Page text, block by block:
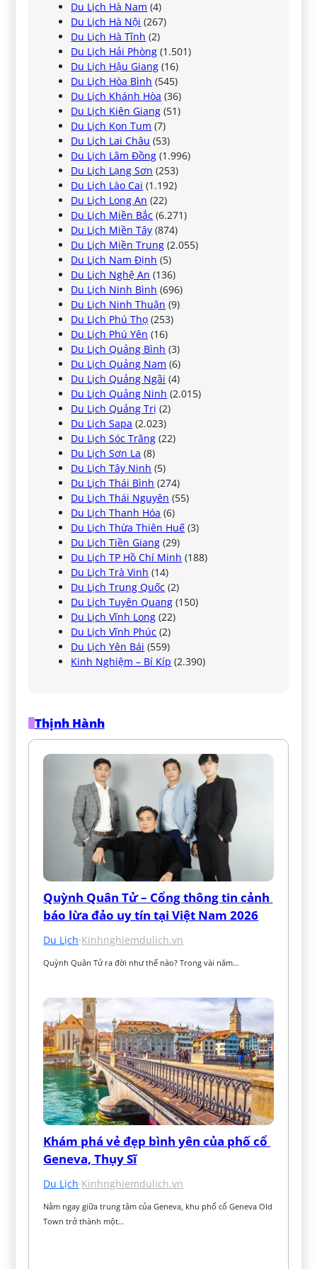
Du Lịch Hà Nam (4)
Du Lịch Hà Nội (267)
Du Lịch Hà Tĩnh (2)
Du Lịch Hải Phòng (1.501)
Du Lịch Hậu Giang (16)
Du Lịch Hòa Bình (545)
Du Lịch Khánh Hòa (36)
Du Lịch Kiên Giang (51)
Du Lịch Kon Tum (7)
Du Lịch Lai Châu (53)
Du Lịch Lâm Đồng (1.996)
Du Lịch Lạng Sơn (253)
Du Lịch Lào Cai (1.192)
Du Lịch Long An (22)
Du Lịch Miền Bắc (6.271)
Du Lịch Miền Tây (874)
Du Lịch Miền Trung (2.055)
Du Lịch Nam Định (5)
Du Lịch Nghệ An (136)
Du Lịch Ninh Bình (696)
Du Lịch Ninh Thuận (9)
Du Lịch Phú Thọ (253)
Du Lịch Phú Yên (16)
Du Lịch Quảng Bình (3)
Du Lịch Quảng Nam (6)
Du Lịch Quảng Ngãi (4)
Du Lịch Quảng Ninh (2.015)
Du Lịch Quảng Trị (2)
Du Lịch Sapa (2.023)
Du Lịch Sóc Trăng (22)
Du Lịch Sơn La (8)
Du Lịch Tây Ninh (5)
Du Lịch Thái Bình (274)
Du Lịch Thái Nguyên (55)
Du Lịch Thanh Hóa (6)
Du Lịch Thừa Thiên Huế (3)
Du Lịch Tiền Giang (29)
Du Lịch TP Hồ Chí Minh (188)
Du Lịch Trà Vinh (14)
Du Lịch Trung Quốc (2)
Du Lịch Tuyên Quang (150)
Du Lịch Vĩnh Long (22)
Du Lịch Vĩnh Phúc (2)
Du Lịch Yên Bái (559)
Kinh Nghiệm – Bí Kíp (2.390)
Thịnh Hành
Quỳnh Quân Tử – Cổng thông tin cảnh
báo lừa đảo uy tín tại Việt Nam 2026
Du Lịch·Kinhnghiemdulich.vn
Quỳnh Quân Tử ra đời như thế nào? Trong vài năm…
Khám phá vẻ đẹp bình yên của phố cổ
Geneva, Thụy Sĩ
Du Lịch·Kinhnghiemdulich.vn
Nằm ngay giữa trung tâm của Geneva, khu phố cổ Geneva Old
Town trở thành một…